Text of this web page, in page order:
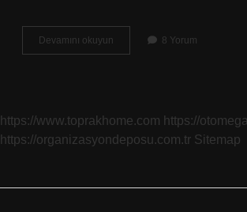
Devamını okuyun
Oğlak
8 Yorum
https://www.toprakhome.com https://
https://organizasyondeposu.com.tr Sitemap